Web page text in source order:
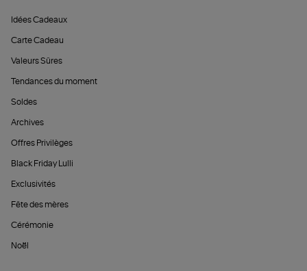
Idées Cadeaux
Carte Cadeau
Valeurs Sûres
Tendances du moment
Soldes
Archives
Offres Privilèges
Black Friday Lulli
Exclusivités
Fête des mères
Cérémonie
Noël